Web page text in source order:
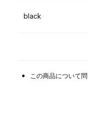
black
この商品について